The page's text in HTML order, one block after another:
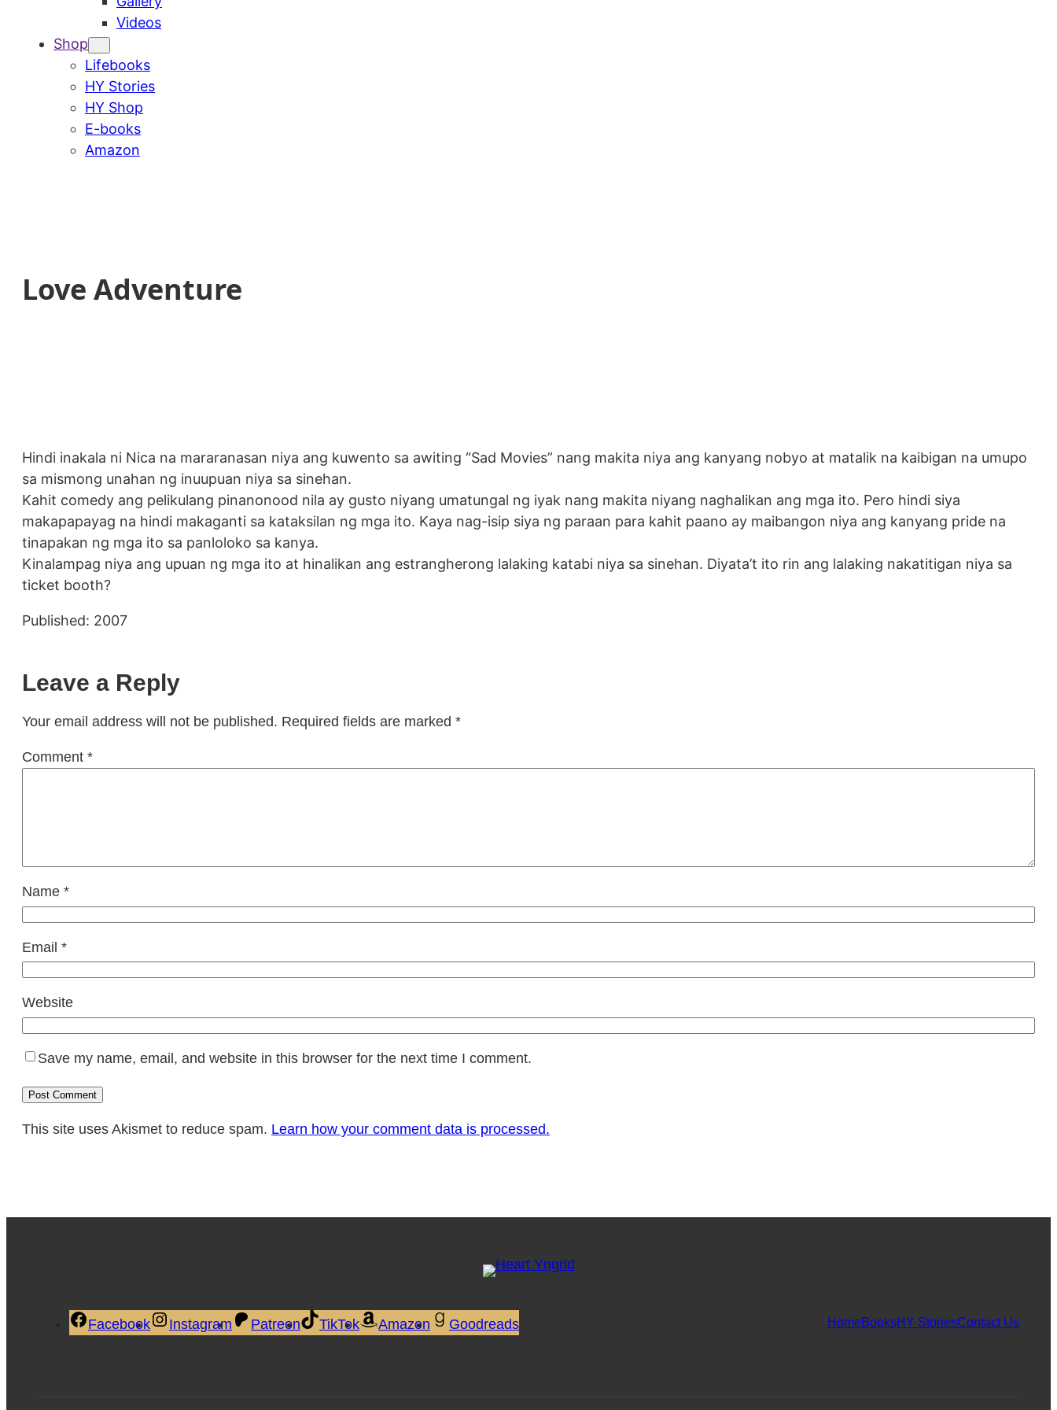
Videos
Shop
Lifebooks
HY Stories
HY Shop
E-books
Amazon
Love Adventure
Hindi inakala ni Nica na mararanasan niya ang kuwento sa awiting “Sad Movies” nang makita niya ang kanyang nobyo at matalik na kaibigan na umupo
sa mismong unahan ng inuupuan niya sa sinehan.
Kahit comedy ang pelikulang pinanonood nila ay gusto niyang umatungal ng iyak nang makita niyang naghalikan ang mga ito. Pero hindi siya
makapapayag na hindi makaganti sa kataksilan ng mga ito. Kaya nag-isip siya ng paraan para kahit paano ay maibangon niya ang kanyang pride na
tinapakan ng mga ito sa panloloko sa kanya.
Kinalampag niya ang upuan ng mga ito at hinalikan ang estrangherong lalaking katabi niya sa sinehan. Diyata’t ito rin ang lalaking nakatitigan niya sa
ticket booth?
Published: 2007
Leave a Reply
Your email address will not be published. Required fields are marked *
Comment *
Name *
Email *
Website
Save my name, email, and website in this browser for the next time I comment.
This site uses Akismet to reduce spam. Learn how your comment data is processed.
Facebook Instagram Patreon TikTok Amazon Goodreads HomeBooksHY StoriesContact Us